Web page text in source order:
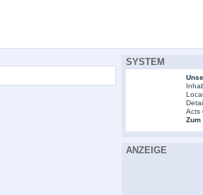
SYSTEM
Acts
Zum
ANZEIGE